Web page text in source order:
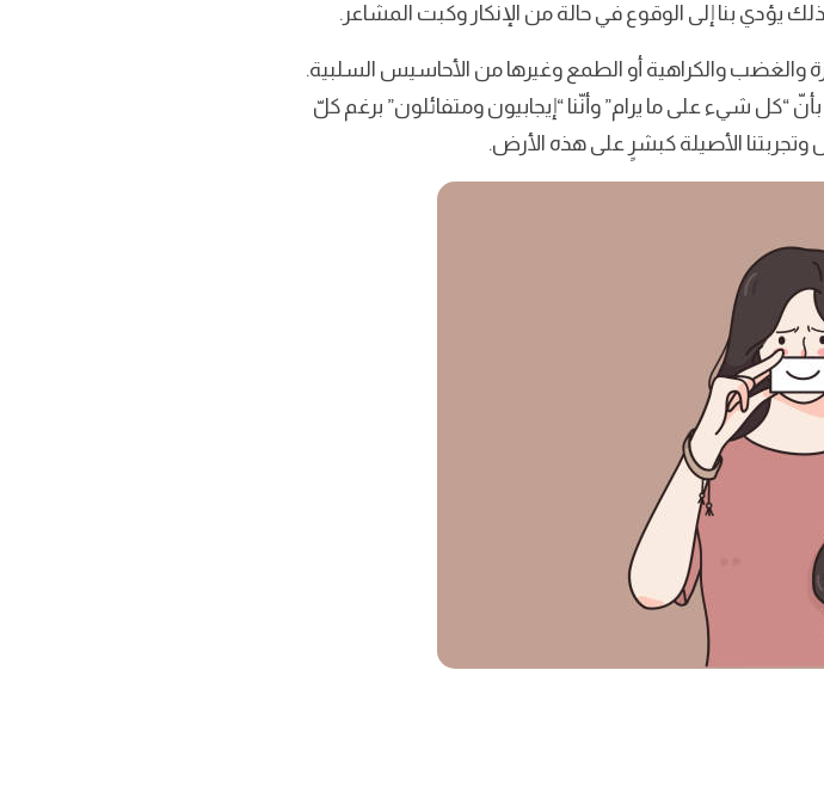
بنا إلى الوقوع في حالة من الإنكار وكبت المشاعر.
والغضب والكراهية أو الطمع وغيرها من الأحاسيس السلبية.
“كل شيء على ما يرام” وأنّنا “إيجابيون ومتفائلون” برغم كلّ
وتجربتنا الأصيلة كبشرٍ على هذه الأرض.